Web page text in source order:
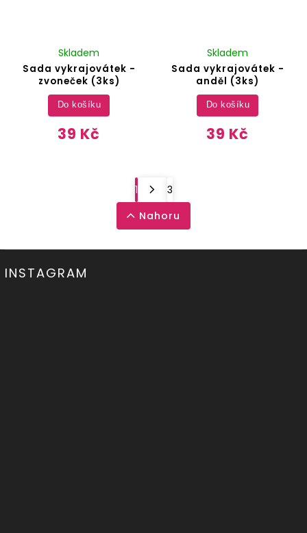
Sada vykrajovátek -
zvoneček (3ks)
Skladem
39 Kč
Do košíku
Sada vykrajovátek -
anděl (3ks)
Skladem
39 Kč
Do košíku
1
3
Nahoru
INSTAGRAM